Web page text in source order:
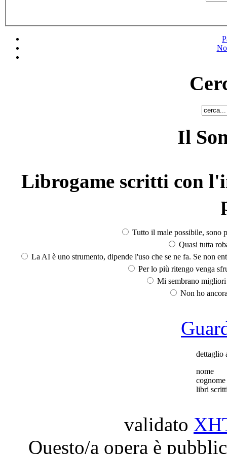
Il
Librogame scritti con
Tutto il male possibile, sono
Quasi tutta
La AI è uno strumento, dipende l'uso che se ne fa. Se non
Per lo più ritengo venga
Mi sembrano
Non ho
dettaglio
nome
cognome
libri
validato
Questo/a opera è